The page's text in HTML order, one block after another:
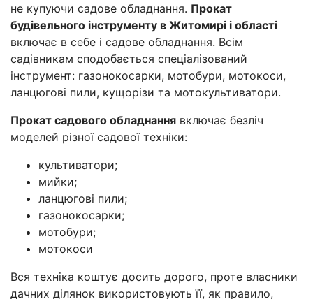
не купуючи садове обладнання. Прокат
будівельного інструменту в Житомирі і області
включає в себе і садове обладнання. Всім
садівникам сподобається спеціалізований
інструмент: газонокосарки, мотобури, мотокоси,
ланцюгові пили, кущорізи та мотокультиватори.
Прокат садового обладнання включає безліч
моделей різної садової техніки:
культиватори;
мийки;
ланцюгові пили;
газонокосарки;
мотобури;
мотокоси
Вся техніка коштує досить дорого, проте власники
дачних ділянок використовують її, як правило,